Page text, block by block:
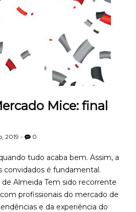
Mice: final
2019 - 0
tudo acaba bem. Assim, a
convidados é fundamental.
Almeida Tem sido recorrente
profissionais do mercado de
e da experiência do